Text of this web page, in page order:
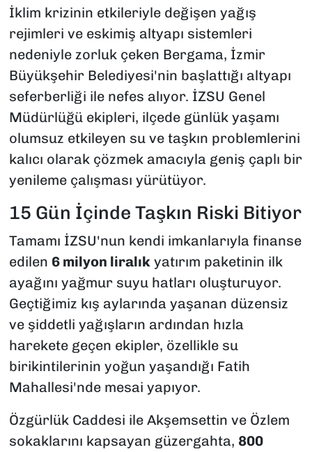
İklim krizinin etkileriyle değişen yağış
rejimleri ve eskimiş altyapı sistemleri
nedeniyle zorluk çeken Bergama, İzmir
Büyükşehir Belediyesi'nin başlattığı altyapı
seferberliği ile nefes alıyor. İZSU Genel
Müdürlüğü ekipleri, ilçede günlük yaşamı
olumsuz etkileyen su ve taşkın problemlerini
kalıcı olarak çözmek amacıyla geniş çaplı bir
yenileme çalışması yürütüyor.
15 Gün İçinde Taşkın Riski Bitiyor
Tamamı İZSU'nun kendi imkanlarıyla finanse
edilen 6 milyon liralık yatırım paketinin ilk
ayağını yağmur suyu hatları oluşturuyor.
Geçtiğimiz kış aylarında yaşanan düzensiz
ve şiddetli yağışların ardından hızla
harekete geçen ekipler, özellikle su
birikintilerinin yoğun yaşandığı Fatih
Mahallesi'nde mesai yapıyor.
Özgürlük Caddesi ile Akşemsettin ve Özlem
sokaklarını kapsayan güzergahta, 800